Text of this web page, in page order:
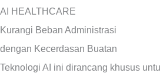
AI HEALTHCARE
Kurangi Beban Administrasi
dengan Kecerdasan Buatan
Teknologi AI ini dirancang khusus